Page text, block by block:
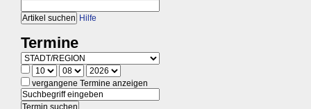
Hilfe
Termine
vergangene Termine anzeigen